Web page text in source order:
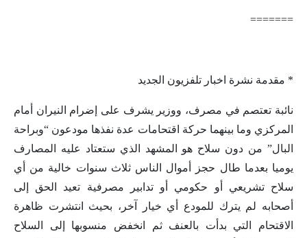
=======
* مقدمة نشرة اخبار تلفزيون الجديد
نائبة تعتصم في مصرف، ووزير يشرف على إضرام النيران أمام
المركزي وما بينهما حركة اقتحامات عدة نفذها مودعون “وبراحة
البال” من دون سلاح هو المشهد الذي ستعتاد عليه المصارف
يوميا بعدما طال حجز أموال الناس ثلاث سنوات خالية من أي
سلاح تشريعي أو حكومي أو تدابير مصرفية تعيد الحق إلى
أصحابه لم يترك للمودع أي خيار آخر، بحيث انتشرت ظاهرة
الاقتحام التي بدأت بالعنف ثم انخفض منسوبها إلى السلاح